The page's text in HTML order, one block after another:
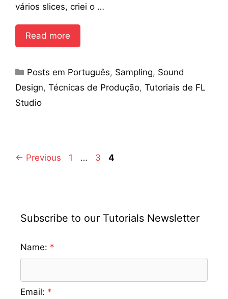
vários slices, criei o …
Read more
Categories
Posts em Português, Sampling, Sound
Design, Técnicas de Produção, Tutoriais de FL
Studio
← Previous Page
1 … Page
3 Page
4
Subscribe to our Tutorials Newsletter
Name:
Email: